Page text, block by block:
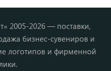
2005-2026 — поставки,
бизнес-сувениров и
логотипов и фирменной